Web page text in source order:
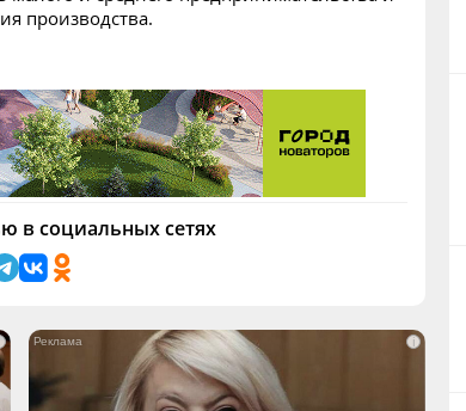
производства.
в социальных сетях
i